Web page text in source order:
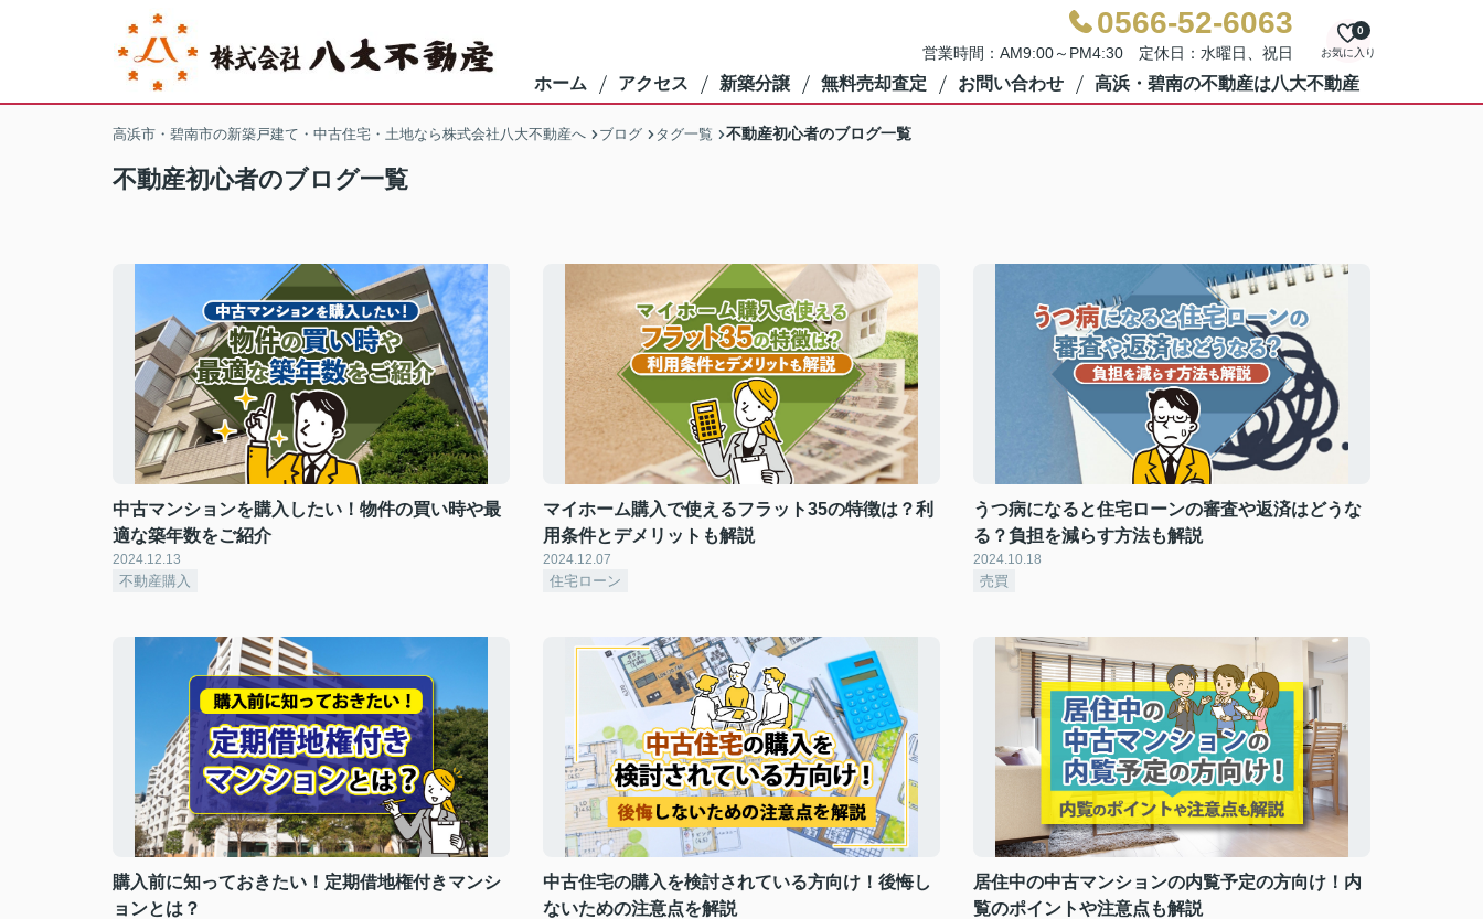
0566-52-6063
営業時間：AM9:00～PM4:30 定休日：水曜日、祝日 お気に入り
0
ホーム アクセス 新築分譲 無料売却査定 お問い合わせ 高浜・碧南の不動産は八大不動産
高浜市・碧南市の新築戸建て・中古住宅・土地なら株式会社八大不動産へ ブログ タグ一覧 不動産初心者のブログ一覧
不動産初心者のブログ一覧
中古マンションを購入したい！物件の買い時や最
適な築年数をご紹介
2024.12.13
不動産購入
マイホーム購入で使えるフラット35の特徴は？利
用条件とデメリットも解説
2024.12.07
住宅ローン
うつ病になると住宅ローンの審査や返済はどうな
る？負担を減らす方法も解説
2024.10.18
売買
購入前に知っておきたい！定期借地権付きマンシ
ョンとは？
中古住宅の購入を検討されている方向け！後悔し
ないための注意点を解説
居住中の中古マンションの内覧予定の方向け！内
覧のポイントや注意点も解説